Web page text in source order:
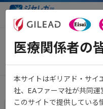
医療関係者向け情報サイト
基本情報
医療関係者の
本サイトはギリアド・サイ
社、EAファーマ社が共同運
このサイトで提供している